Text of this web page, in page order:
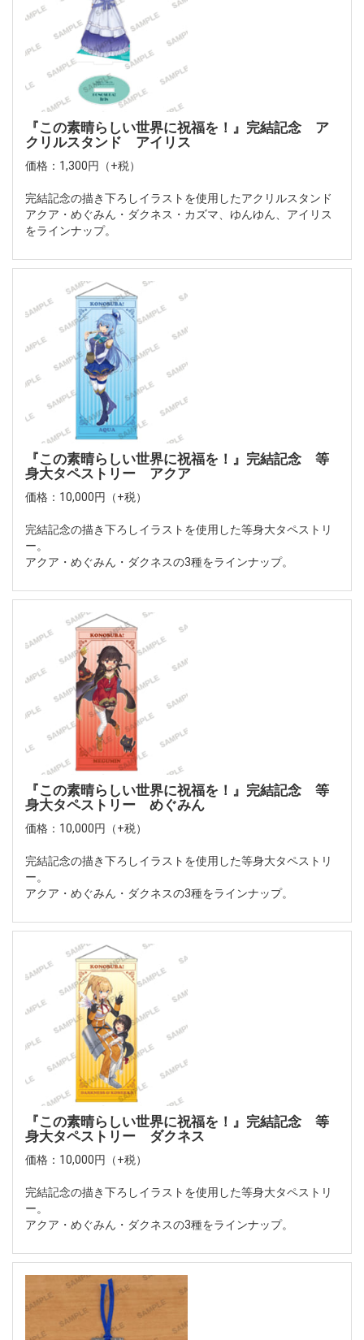
『この素晴らしい世界に祝福を！』完結記念 ア
クリルスタンド アイリス
価格：1,300円（+税）
完結記念の描き下ろしイラストを使用したアクリルスタンド
アクア・めぐみん・ダクネス・カズマ、ゆんゆん、アイリス
をラインナップ。
『この素晴らしい世界に祝福を！』完結記念 等
身大タペストリー アクア
価格：10,000円（+税）
完結記念の描き下ろしイラストを使用した等身大タペストリ
ー。
アクア・めぐみん・ダクネスの3種をラインナップ。
『この素晴らしい世界に祝福を！』完結記念 等
身大タペストリー めぐみん
価格：10,000円（+税）
完結記念の描き下ろしイラストを使用した等身大タペストリ
ー。
アクア・めぐみん・ダクネスの3種をラインナップ。
『この素晴らしい世界に祝福を！』完結記念 等
身大タペストリー ダクネス
価格：10,000円（+税）
完結記念の描き下ろしイラストを使用した等身大タペストリ
ー。
アクア・めぐみん・ダクネスの3種をラインナップ。